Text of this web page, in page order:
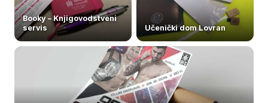
Booky – Knjigovodstveni
servis
Učenički dom Lovran